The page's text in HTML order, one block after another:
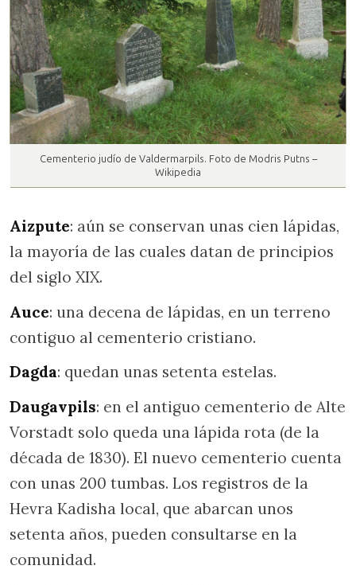
Cementerio judío de Valdermarpils. Foto de Modris Putns –
Wikipedia
Aizpute: aún se conservan unas cien lápidas,
la mayoría de las cuales datan de principios
del siglo XIX.
Auce: una decena de lápidas, en un terreno
contiguo al cementerio cristiano.
Dagda: quedan unas setenta estelas.
Daugavpils: en el antiguo cementerio de Alte
Vorstadt solo queda una lápida rota (de la
década de 1830). El nuevo cementerio cuenta
con unas 200 tumbas. Los registros de la
Hevra Kadisha local, que abarcan unos
setenta años, pueden consultarse en la
comunidad.